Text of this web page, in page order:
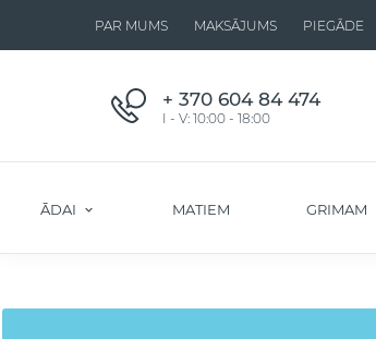
PAR MUMS MAKSĀJUMS PIEGĀDE
+ 370 604 84 474
I - V: 10:00 - 18:00
ĀDAI MATIEM GRIMAM